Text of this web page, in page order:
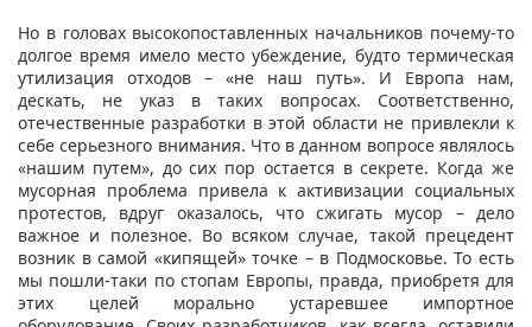
Но в головах высокопоставленных начальников почему-то
долгое время имело место убеждение, будто термическая
утилизация отходов – «не наш путь». И Европа нам,
дескать, не указ в таких вопросах. Соответственно,
отечественные разработки в этой области не привлекли к
себе серьезного внимания. Что в данном вопросе являлось
«нашим путем», до сих пор остается в секрете. Когда же
мусорная проблема привела к активизации социальных
протестов, вдруг оказалось, что сжигать мусор – дело
важное и полезное. Во всяком случае, такой прецедент
возник в самой «кипящей» точке – в Подмосковье. То есть
мы пошли-таки по стопам Европы, правда, приобретя для
этих целей морально устаревшее импортное